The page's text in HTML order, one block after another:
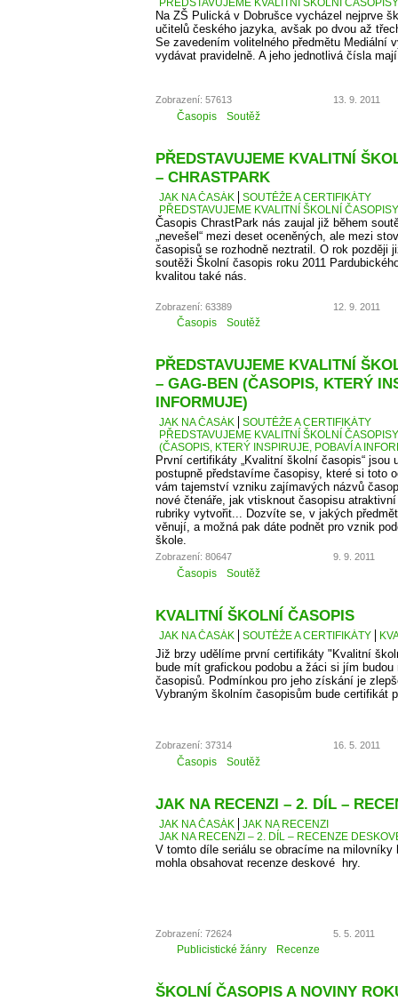
PŘEDSTAVUJEME KVALITNÍ ŠKOLNÍ
Na ZŠ Pulická v Dobrušce vycházel nejprve
učitelů českého jazyka, avšak po dvou až
Se zavedením volitelného předmětu Mediální
vydávat pravidelně. A jeho jednotlivá čísla
Zobrazení: 57613 13. 9. 2011
Časopis Soutěž
PŘEDSTAVUJEME KVALITNÍ
– CHRASTPARK
JAK NA ČASÁK
SOUTĚŽE A CERTIFIKÁTY
PŘEDSTAVUJEME KVALITNÍ ŠKOLNÍ
Časopis ChrastPark nás zaujal již během
„nevešel“ mezi deset oceněných, ale mezi
časopisů se rozhodně neztratil. O rok později
soutěži Školní časopis roku 2011
kvalitou také nás.
Zobrazení: 63389 12. 9. 2011
Časopis Soutěž
PŘEDSTAVUJEME KVALITNÍ
– GAG-BEN (ČASOPIS, KTERÝ
INFORMUJE)
JAK NA ČASÁK
SOUTĚŽE A CERTIFIKÁTY
PŘEDSTAVUJEME KVALITNÍ ŠKOLNÍ
(ČASOPIS, KTERÝ INSPIRUJE, POBAVÍ A
První certifikáty „Kvalitní školní časopis“ jsou
postupně představíme časopisy, které si toto
vám tajemství vzniku zajímavých názvů
nové čtenáře, jak vtisknout časopisu
rubriky vytvořit... Dozvíte se, v jakých
věnují, a možná pak dáte podnět pro vznik
škole.
Zobrazení: 80647 9. 9. 2011
Časopis Soutěž
KVALITNÍ ŠKOLNÍ ČASOPIS
JAK NA ČASÁK SOUTĚŽE A CERTIFIKÁTY
Již brzy udělíme první certifikáty "Kvalitní
bude mít grafickou podobu a žáci si jím
časopisů. Podmínkou pro jeho získání je
Vybraným školním časopisům bude certifikát
Zobrazení: 37314 16. 5. 2011
Časopis Soutěž
JAK NA RECENZI – 2. DÍL –
JAK NA ČASÁK
JAK NA RECENZI
JAK NA RECENZI – 2. DÍL – RECENZE
V tomto díle seriálu se obracíme na milovníky
mohla obsahovat recenze deskové hry.
Zobrazení: 72624 5. 5. 2011
Publicistické žánry Recenze
ŠKOLNÍ ČASOPIS A NOVINY